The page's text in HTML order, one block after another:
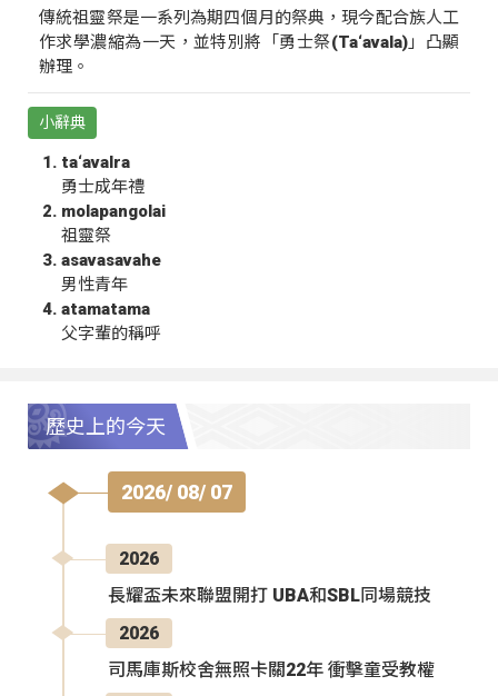
傳統祖靈祭是一系列為期四個月的祭典，現今配合族人工
作求學濃縮為一天，並特別將「勇士祭(Ta‘avala)」凸顯
辦理。
小辭典
ta‘avalra
勇士成年禮
molapangolai
祖靈祭
asavasavahe
男性青年
atamatama
父字輩的稱呼
歷史上的今天
2026/ 08/ 07
2026
長耀盃未來聯盟開打 UBA和SBL同場競技
2026
司馬庫斯校舍無照卡關22年 衝擊童受教權